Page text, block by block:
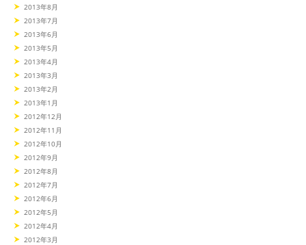
2013年8月
2013年7月
2013年6月
2013年5月
2013年4月
2013年3月
2013年2月
2013年1月
2012年12月
2012年11月
2012年10月
2012年9月
2012年8月
2012年7月
2012年6月
2012年5月
2012年4月
2012年3月